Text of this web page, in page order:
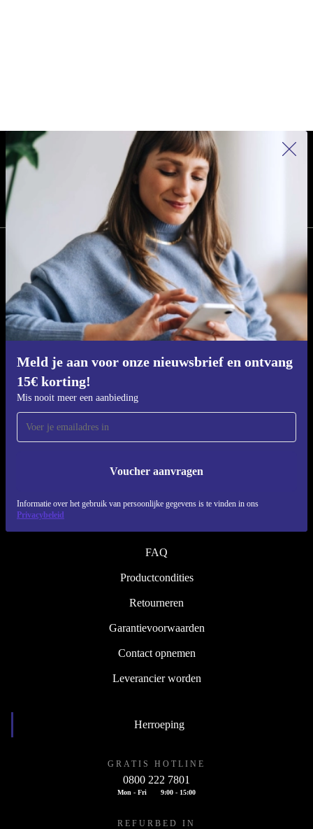
Meld je aan voor onze nieuwsbrief en ontvang
15€ korting!
Mis nooit meer een aanbieding
Voucher aanvragen
Informatie over het gebruik van persoonlijke gegevens is te vinden in ons
Privacybeleid
REFURBED NEDERLAND - RETHINK NEW.
VOLG ONS
BEDRIJF
Waarom kiezen voor refurbed?
Refurbishing proces
Duurzaamheid
Kwaliteit
FAQ
Productcondities
Retourneren
Garantievoorwaarden
Contact opnemen
Leverancier worden
Herroeping
GRATIS HOTLINE
0800 222 7801
Mon - Fri 9:00 - 15:00
REFURBED IN